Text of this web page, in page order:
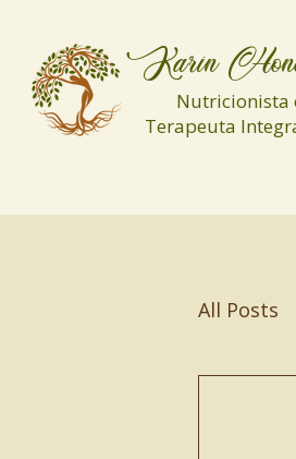
Karin
Nutricionista
Terapeuta
All Posts